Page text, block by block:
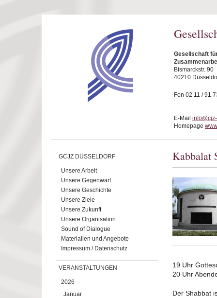
Gesellschaft
Bismarckstr. 90
40210
Fon 02 11 / 91
E-Mail
Homepage
GCJZ DÜSSELDORF
Unsere Arbeit
Unsere Gegenwart
Unsere Geschichte
Unsere Ziele
Unsere Zukunft
Unsere Organisation
Sound of Dialogue
Materialien und Angebote
Impressum / Datenschutz
VERANSTALTUNGEN
2026
Januar
Kabbalat
19 Uhr
20 Uhr
Der Shabbat